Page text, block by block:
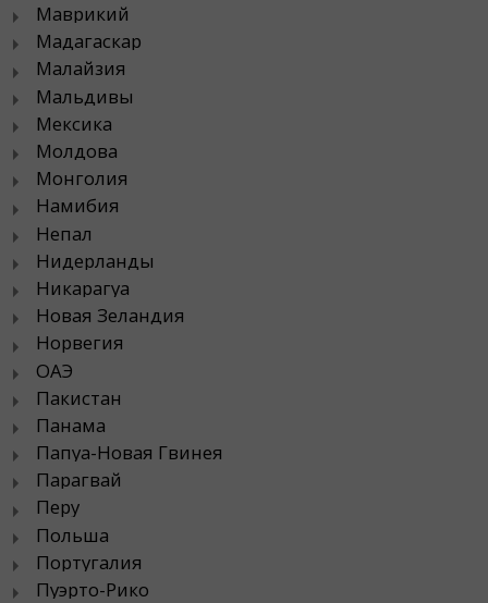
Маврикий
Мадагаскар
Малайзия
Мальдивы
Мексика
Молдова
Монголия
Намибия
Непал
Нидерланды
Никарагуа
Новая Зеландия
Норвегия
ОАЭ
Пакистан
Панама
Папуа-Новая Гвинея
Парагвай
Перу
Польша
Португалия
Пуэрто-Рико